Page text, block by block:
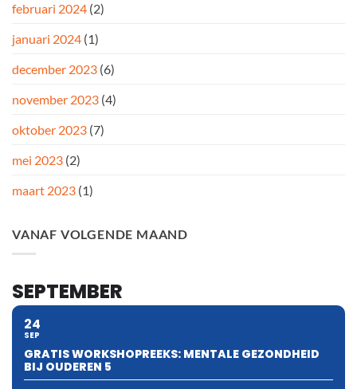
februari 2024 (2)
januari 2024 (1)
december 2023 (6)
november 2023 (4)
oktober 2023 (7)
mei 2023 (2)
maart 2023 (1)
VANAF VOLGENDE MAAND
SEPTEMBER
24
SEP
GRATIS WORKSHOPREEKS: MENTALE GEZONDHEID
BIJ OUDEREN 5